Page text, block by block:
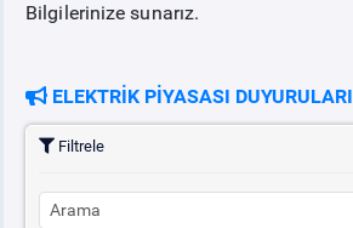
Bilgilerinize sunarız.
ELEKTRİK PİYASASI DUYURULARI
Filtrele